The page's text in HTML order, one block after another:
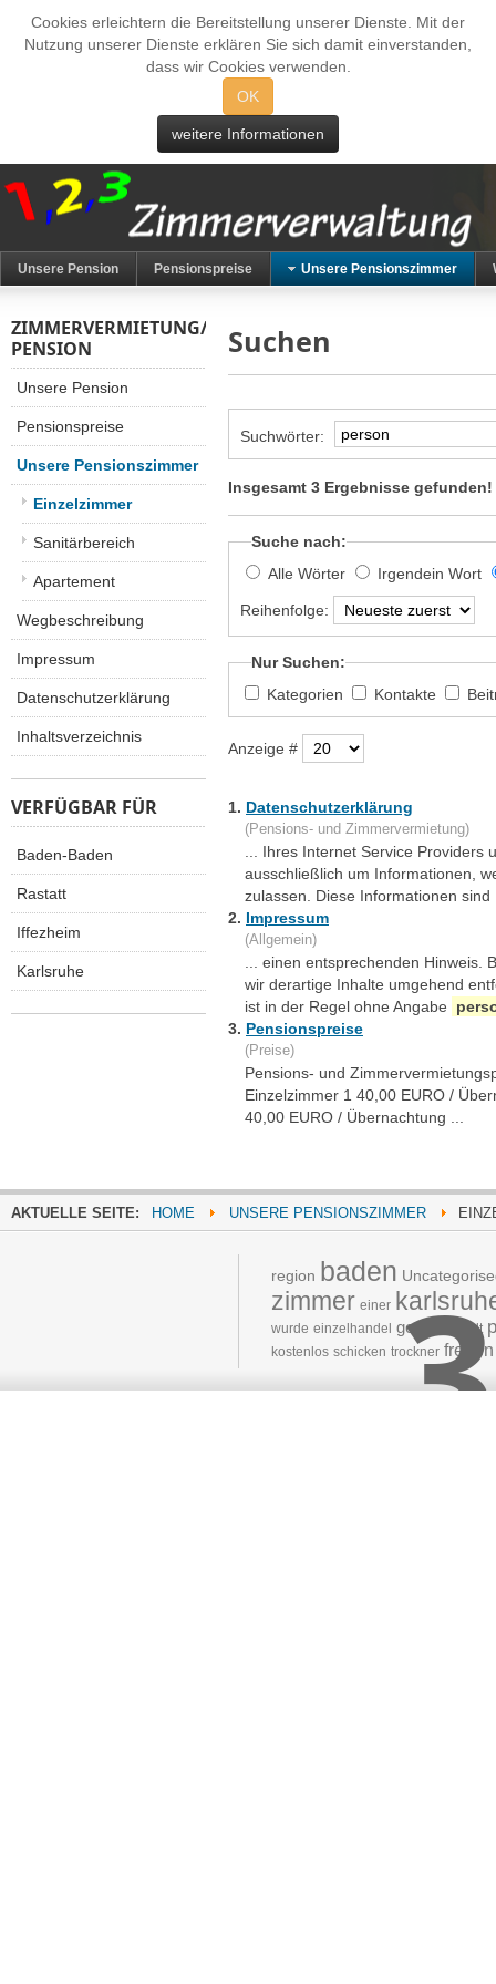
Cookies erleichtern die Bereitstellung unserer Dienste. Mit der
Nutzung unserer Dienste erklären Sie sich damit einverstanden,
dass wir Cookies verwenden.
OK
weitere Informationen
Unsere Pension Pensionspreise Unsere Pensionszimmer
Suchen
Suchwörter:
Insgesamt 3 Ergebnisse gefunden!
Suche nach:
Alle Wörter
Irgendein Wort
Reihenfolge:
Nur Suchen:
Kategorien
Kontakte
Anzeige #
1. Datenschutzerklärung
(Pensions- und Zimmervermietung)
... Ihres Internet Service
ausschließlich um Informationen,
zulassen. Diese Informationen sind
2. Impressum
(Allgemein)
... einen entsprechenden
wir derartige Inhalte umgehend
ist in der Regel ohne Angabe
3. Pensionspreise
(Preise)
Pensions- und
Einzelzimmer 1 40,00 EURO /
40,00 EURO / Übernachtung ...
ZIMMERVERMIETUNG/
PENSION
Unsere Pension
Pensionspreise
Unsere Pensionszimmer
Einzelzimmer
Sanitärbereich
Apartement
Wegbeschreibung
Impressum
Datenschutzerklärung
Inhaltsverzeichnis
VERFÜGBAR FÜR
Baden-Baden
Rastatt
Iffezheim
Karlsruhe
AKTUELLE SEITE: HOME UNSERE PENSIONSZIMMER
region baden
zimmer einer
wurde einzelhandel gestellt Stadt
kostenlos schicken trockner freuen